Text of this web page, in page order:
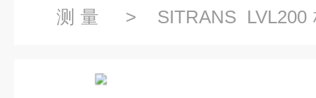
测量
> SITRANS